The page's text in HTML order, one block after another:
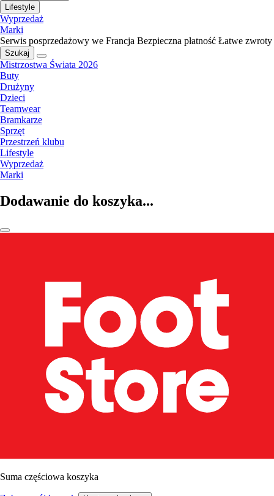
Lifestyle
Wyprzedaż
Marki
Serwis posprzedażowy we Francja Bezpieczna płatność Łatwe zwroty
Szukaj
Mistrzostwa Świata 2026
Buty
Drużyny
Dzieci
Teamwear
Bramkarze
Sprzęt
Przestrzeń klubu
Lifestyle
Wyprzedaż
Marki
Dodawanie do koszyka...
Suma częściowa koszyka